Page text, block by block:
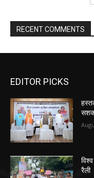
RECENT COMMENTS
EDITOR PICKS
रैली